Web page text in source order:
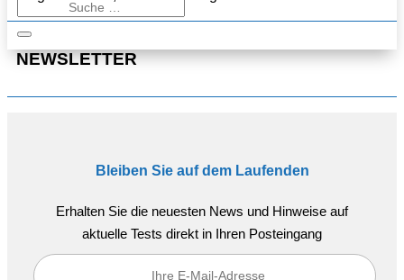
NEWSLETTER
Bleiben Sie auf dem Laufenden
Erhalten Sie die neuesten News und Hinweise auf
aktuelle Tests direkt in Ihren Posteingang